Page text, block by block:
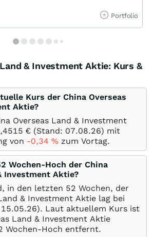
Portfolio
& Investment Aktie: Kurs &
Kurs der China Overseas
Aktie?
Overseas Land & Investment
€ (Stand: 07.08.26) mit
von -0,34 % zum Vortag.
Wochen-Hoch der China
Investment Aktie?
in den letzten 52 Wochen, der
& Investment Aktie lag bei
15.05.26). Laut aktuellem Kurs ist
Land & Investment Aktie
Wochen-Hoch entfernt.